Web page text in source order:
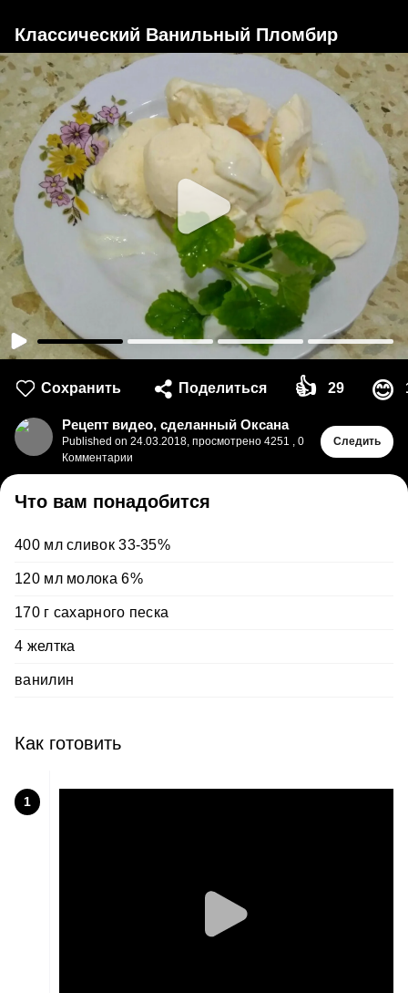
Классический Ванильный Пломбир
Сохранить Поделиться 👍 29 😊
Рецепт видео, сделанный Оксана
Published on 24.03.2018, просмотрено 4251 , 0
Комментарии
Следить
Что вам понадобится
400 мл сливок 33-35%
120 мл молока 6%
170 г сахарного песка
4 желтка
ванилин
Как готовить
1